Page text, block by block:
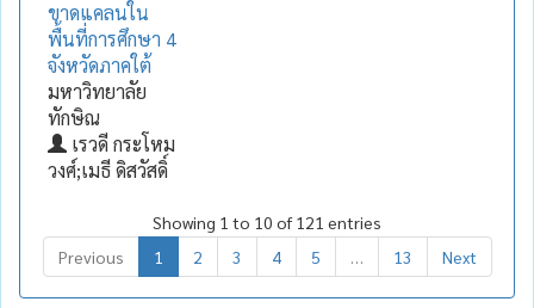
ขาดแคลนใน
พื้นที่การศึกษา 4
จังหวัดภาคใต้
มหาวิทยาลัย
ทักษิณ
เรวดี กระโหม
วงศ์;เมธี ดิสวัสดิ์
Showing 1 to 10 of 121 entries
Previous
1 2 3 4 5 13 Next